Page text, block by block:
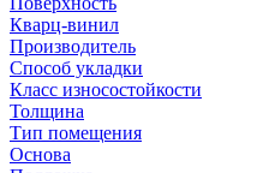
Кварц-винил
Производитель
Способ укладки
Класс износостойкости
Толщина
Тип помещения
Основа